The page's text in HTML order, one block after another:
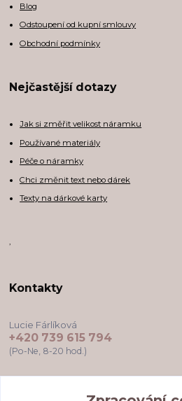
Blog
Odstoupení od kupní smlouvy
Obchodní podmínky
Nejčastější dotazy
Jak si změřit velikost náramku
Používané materiály
Péče o náramky
Chci změnit text nebo dárek
Texty na dárkové karty
Kontakty
Lucie Fárlíková
+420 739 615 794
(Po-Ne, 8-20 hod.)